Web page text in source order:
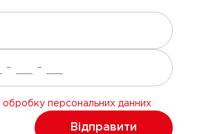
обробку персональних данних
Відправити